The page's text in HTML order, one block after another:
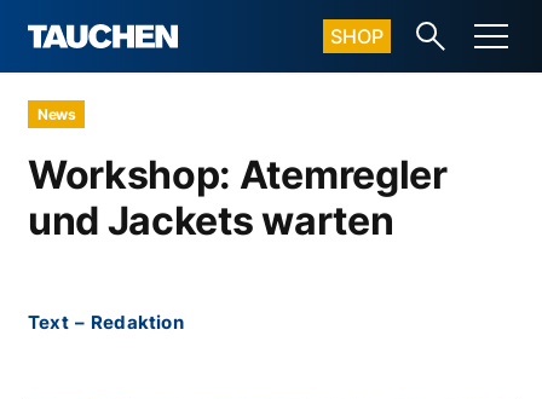
SHOP
News
Workshop: Atemregler
und Jackets warten
Text – Redaktion